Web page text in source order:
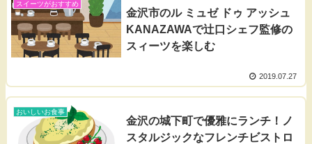
スイーツがおすすめ
金沢市のル ミュゼ ドゥ アッシュ
KANAZAWAで辻口シェフ監修の
スィーツを楽しむ
2019.07.27
おいしいお食事
金沢の城下町で優雅にランチ！ノ
スタルジックなフレンチビストロ